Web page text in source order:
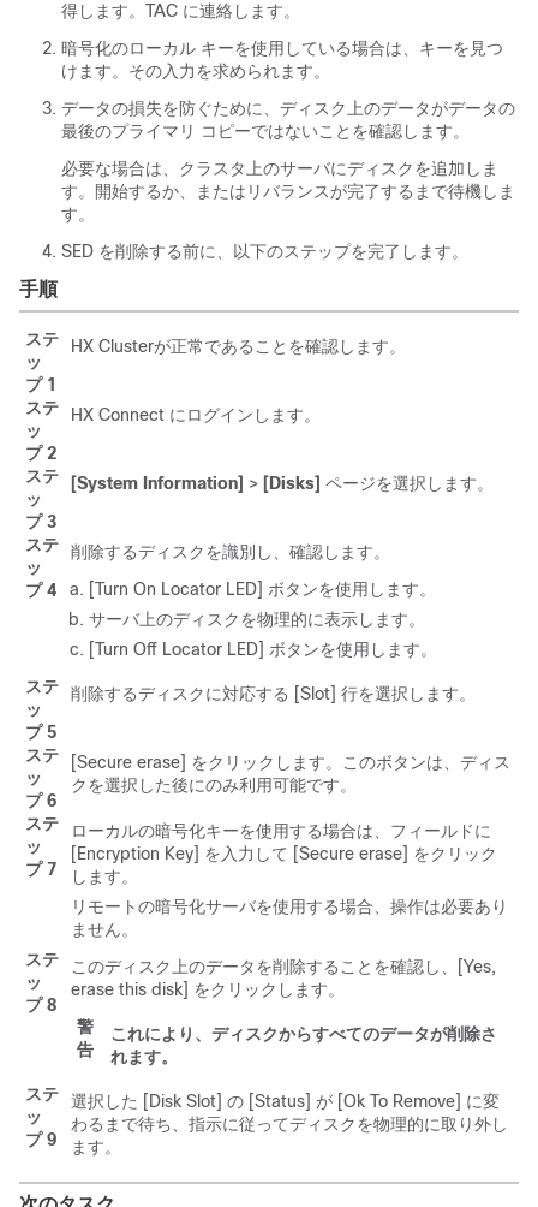
得します。TAC に連絡します。
暗号化のローカル キーを使用している場合は、キーを見つ
けます。その入力を求められます。
データの損失を防ぐために、ディスク上のデータがデータの
最後のプライマリ コピーではないことを確認します。
必要な場合は、クラスタ上のサーバにディスクを追加しま
す。開始するか、またはリバランスが完了するまで待機しま
す。
SED を削除する前に、以下のステップを完了します。
手順
ステ
ッ
プ 1
HX Clusterが正常であることを確認します。
ステ
ッ
プ 2
HX Connect にログインします。
ステ
ッ
プ 3
[System Information] > [Disks] ページを選択します。
ステ
ッ
プ 4
削除するディスクを識別し、確認します。
[Turn On Locator LED] ボタンを使用します。
サーバ上のディスクを物理的に表示します。
[Turn Off Locator LED] ボタンを使用します。
ステ
ッ
プ 5
削除するディスクに対応する [Slot] 行を選択します。
ステ
ッ
プ 6
[Secure erase] をクリックします。このボタンは、ディス
クを選択した後にのみ利用可能です。
ステ
ッ
プ 7
ローカルの暗号化キーを使用する場合は、フィールドに
[Encryption Key] を入力して [Secure erase] をクリック
します。
リモートの暗号化サーバを使用する場合、操作は必要あり
ません。
ステ
ッ
プ 8
このディスク上のデータを削除することを確認し、[Yes,
erase this disk] をクリックします。
警
告
これにより、ディスクからすべてのデータが削除さ
れます。
ステ
ッ
プ 9
選択した [Disk Slot] の [Status] が [Ok To Remove] に変
わるまで待ち、指示に従ってディスクを物理的に取り外し
ます。